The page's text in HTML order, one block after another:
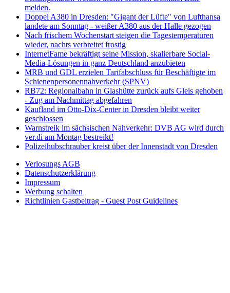
melden.
Doppel A380 in Dresden: "Gigant der Lüfte" von Lufthansa
landete am Sonntag - weißer A380 aus der Halle gezogen
Nach frischem Wochenstart steigen die Tagestemperaturen
wieder, nachts verbreitet frostig
InternetFame bekräftigt seine Mission, skalierbare Social-
Media-Lösungen in ganz Deutschland anzubieten
MRB und GDL erzielen Tarifabschluss für Beschäftigte im
Schienenpersonennahverkehr (SPNV)
RB72: Regionalbahn in Glashütte zurück aufs Gleis gehoben
- Zug am Nachmittag abgefahren
Kaufland im Otto-Dix-Center in Dresden bleibt weiter
geschlossen
Warnstreik im sächsischen Nahverkehr: DVB AG wird durch
ver.di am Montag bestreikt!
Polizeihubschrauber kreist über der Innenstadt von Dresden
Verlosungs AGB
Datenschutzerklärung
Impressum
Werbung schalten
Richtlinien Gastbeitrag - Guest Post Guidelines